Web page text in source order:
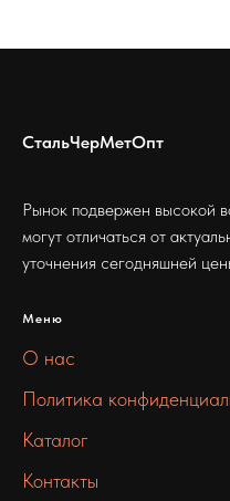
СтальЧерМетОпт
Рынок подвержен высокой
могут отличаться от
уточнения сегодняшней
Меню
О нас
Политика
Каталог
Контакты